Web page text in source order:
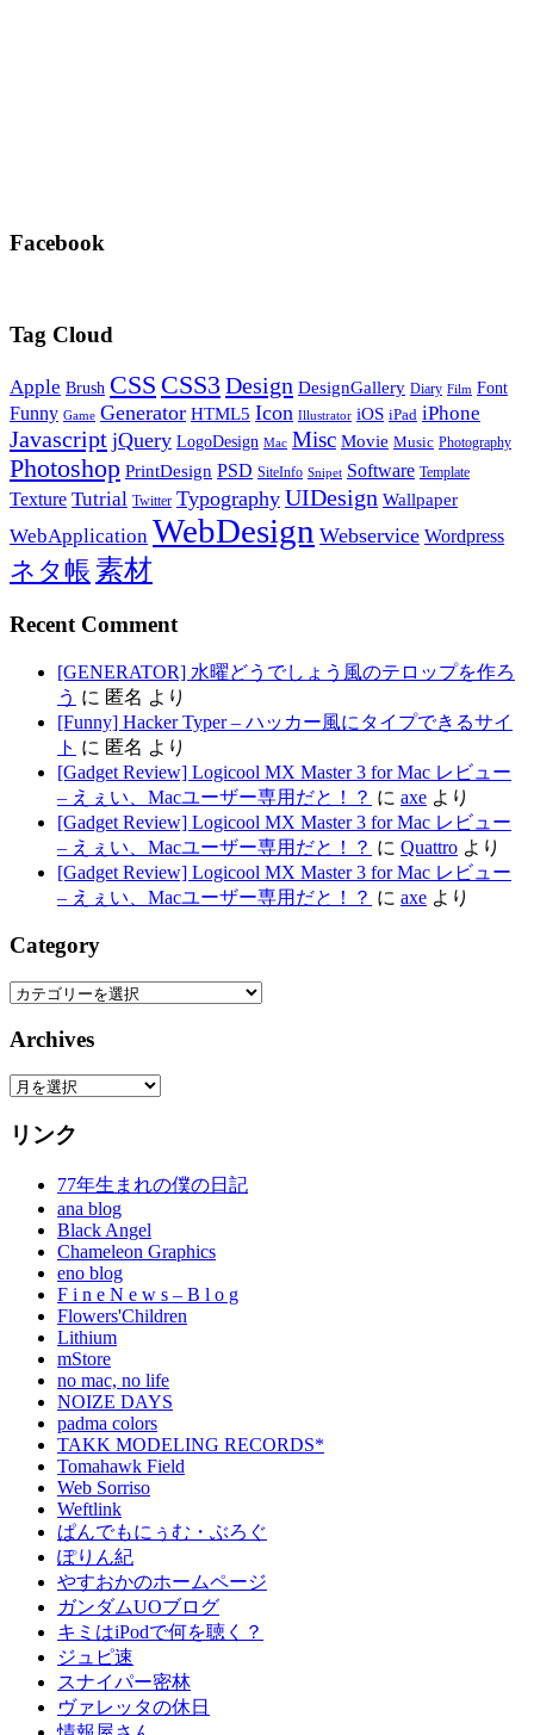
Facebook
Tag Cloud
Apple Brush CSS CSS3 Design DesignGallery Diary Film Font
Funny Game Generator HTML5 Icon Illustrator iOS iPad iPhone
Javascript jQuery LogoDesign Mac Misc Movie Music Photography
Photoshop PrintDesign PSD SiteInfo Snipet Software Template
Texture Tutrial Twitter Typography UIDesign Wallpaper
WebApplication WebDesign Webservice Wordpress
ネタ帳 素材
Recent Comment
[GENERATOR] 水曜どうでしょう風のテロップを作ろ
う に 匿名 より
[Funny] Hacker Typer – ハッカー風にタイプできるサイ
ト に 匿名 より
[Gadget Review] Logicool MX Master 3 for Mac レビュー
– えぇい、Macユーザー専用だと！？ に axe より
[Gadget Review] Logicool MX Master 3 for Mac レビュー
– えぇい、Macユーザー専用だと！？ に Quattro より
[Gadget Review] Logicool MX Master 3 for Mac レビュー
– えぇい、Macユーザー専用だと！？ に axe より
Category
Category
Archives
Archives
リンク
77年生まれの僕の日記
ana blog
Black Angel
Chameleon Graphics
eno blog
F i n e N e w s – B l o g
Flowers'Children
Lithium
mStore
no mac, no life
NOIZE DAYS
padma colors
TAKK MODELING RECORDS*
Tomahawk Field
Web Sorriso
Weftlink
ぱんでもにぅむ・ぶろぐ
ぽりん紀
やすおかのホームページ
ガンダムUOブログ
キミはiPodで何を聴く？
ジュピ速
スナイパー密林
ヴァレッタの休日